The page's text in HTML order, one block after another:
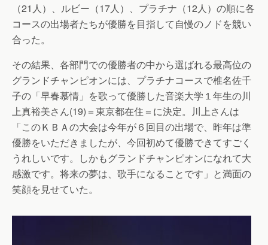
（21人）、ルビー（17人）、プラチナ（12人）の順に各
コースの出場者たちが優勝を目指して自慢のノドを競い
合った。
その結果、各部門での優勝者の中から選ばれる最高位の
グランドチャンピオンには、プラチナコースで椎名佐千
子の「早春慕情」を歌って優勝した音楽大学１年生の川
上真裕美さん(19)＝東京都在住＝に決定。川上さんは
「このＫＢＡの大会は今年が６回目の出場で、昨年は準
優勝をいただきましたが、今回初めて優勝できてすごく
うれしいです。しかもグランドチャンピオンになれて大
感激です。将来の夢は、歌手になることです」と満面の
笑顔を見せていた。